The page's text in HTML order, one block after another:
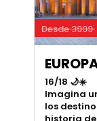
Desde 3999
16/18 🌙☀️
Imagina
los